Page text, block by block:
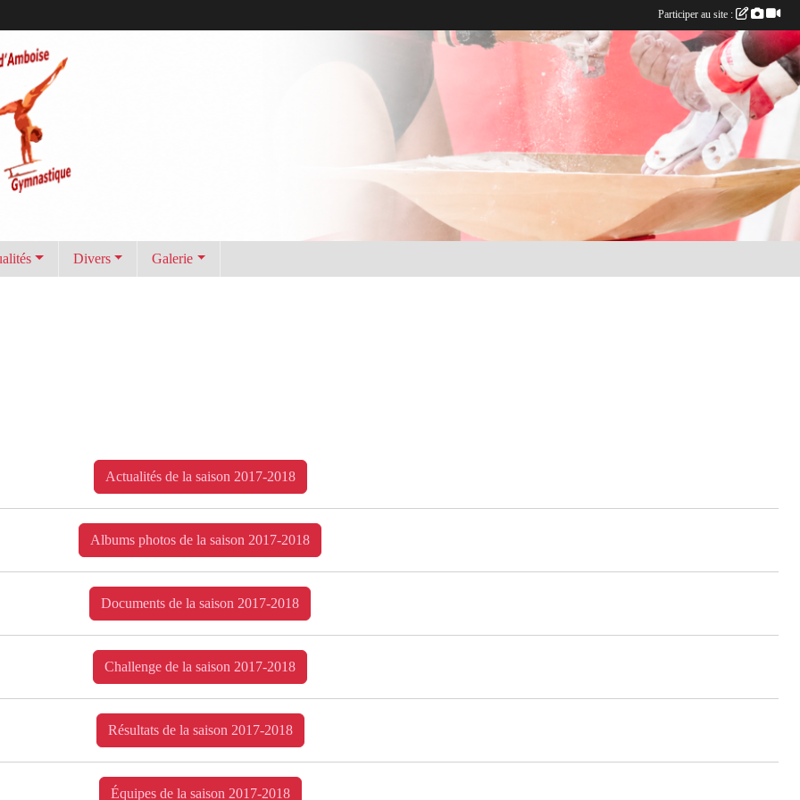
Divers Galerie
Actualités de la saison 2017-2018
Albums photos de la saison 2017-2018
Documents de la saison 2017-2018
Challenge de la saison 2017-2018
Résultats de la saison 2017-2018
Équipes de la saison 2017-2018
Participer au site :